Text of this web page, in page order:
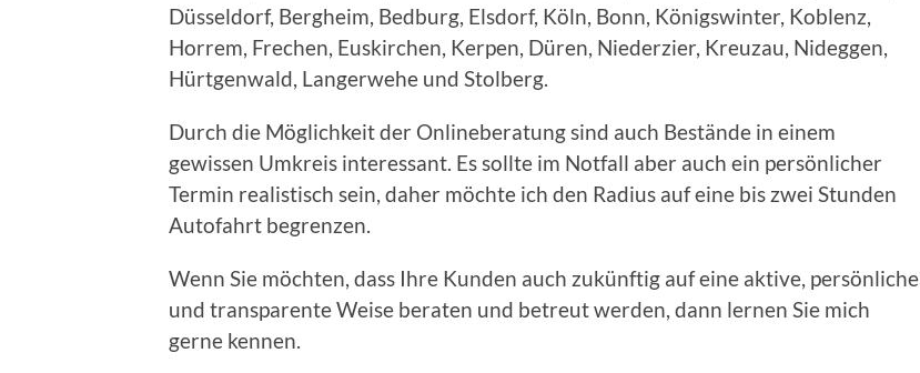
Düsseldorf, Bergheim, Bedburg, Elsdorf, Köln, Bonn, Königswinter, Koblenz,
Horrem, Frechen, Euskirchen, Kerpen, Düren, Niederzier, Kreuzau, Nideggen,
Hürtgenwald, Langerwehe und Stolberg.
Durch die Möglichkeit der Onlineberatung sind auch Bestände in einem
gewissen Umkreis interessant. Es sollte im Notfall aber auch ein persönlicher
Termin realistisch sein, daher möchte ich den Radius auf eine bis zwei Stunden
Autofahrt begrenzen.
Wenn Sie möchten, dass Ihre Kunden auch zukünftig auf eine aktive, persönliche
und transparente Weise beraten und betreut werden, dann lernen Sie mich
gerne kennen.